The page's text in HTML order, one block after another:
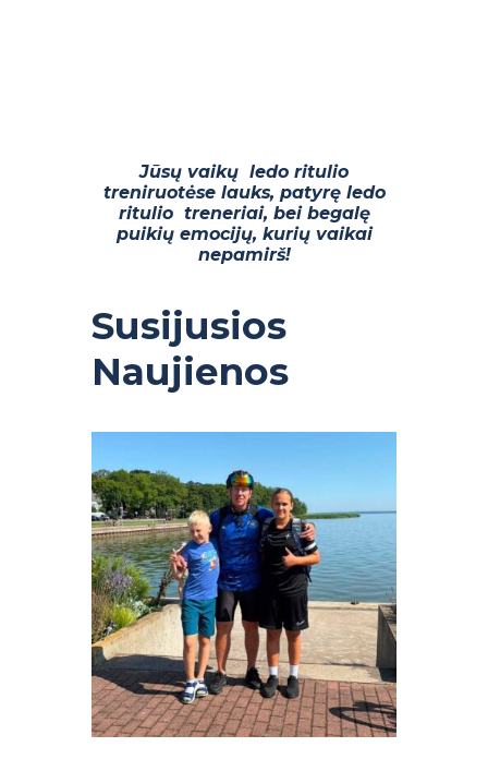
Jūsų vaikų ledo ritulio
treniruotėse lauks, patyrę ledo
ritulio treneriai, bei begalę
puikių emocijų, kurių vaikai
nepamirš!
Susijusios
Naujienos